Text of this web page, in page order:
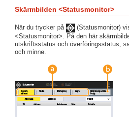
Skärmbilden <Statusmonitor>
När du trycker på
(Statusmonitor)
<Statusmonitor>. På den här
utskriftsstatus och överföringsstatus,
och minne.